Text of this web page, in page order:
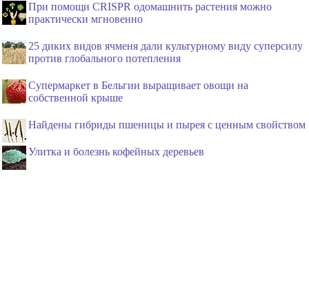
При помощи CRISPR одомашнить растения можно
практически мгновенно
25 диких видов ячменя дали культурному виду суперсилу
против глобального потепления
Супермаркет в Бельгии выращивает овощи на
собственной крыше
Найдены гибриды пшеницы и пырея с ценным свойством
Улитка и болезнь кофейных деревьев